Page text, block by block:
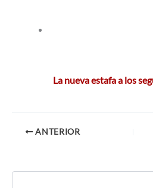
La nueva estafa a los
ANTERIOR